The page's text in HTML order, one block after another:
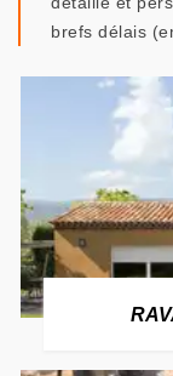
brefs délais